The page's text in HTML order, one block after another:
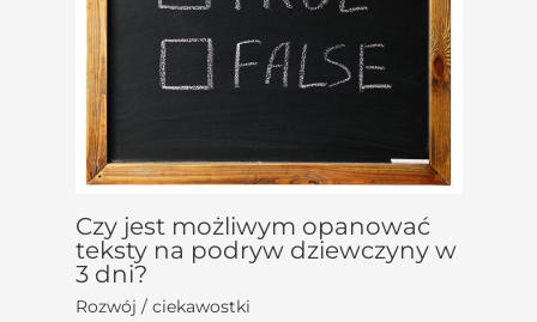
Czy jest możliwym opanować
teksty na podryw dziewczyny w
3 dni?
Rozwój / ciekawostki